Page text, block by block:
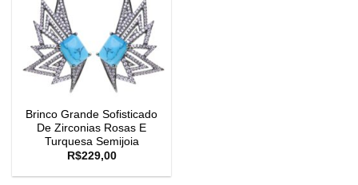
Brinco Grande Sofisticado
De Zirconias Rosas E
Turquesa Semijoia
R$229,00